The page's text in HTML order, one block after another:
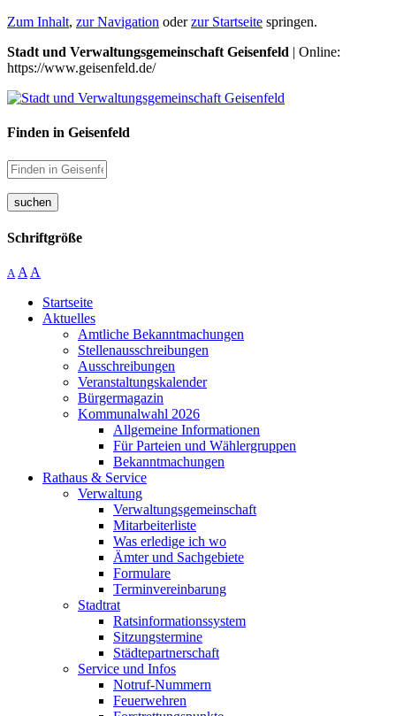
Zum Inhalt, zur Navigation oderzur Startseite springen.
Stadt und Verwaltungsgemeinschaft Geisenfeld | Online:
https://www.geisenfeld.de/
Finden in Geisenfeld
suchen
Schriftgröße
A A A
Startseite
Aktuelles
Amtliche Bekanntmachungen
Stellenausschreibungen
Ausschreibungen
Veranstaltungskalender
Bürgermagazin
Kommunalwahl 2026
Allgemeine Informationen
Für Parteien und Wählergruppen
Bekanntmachungen
Rathaus & Service
Verwaltung
Verwaltungsgemeinschaft
Mitarbeiterliste
Was erledige ich wo
Ämter und Sachgebiete
Formulare
Terminvereinbarung
Stadtrat
Ratsinformationssystem
Sitzungstermine
Städtepartnerschaft
Service und Infos
Notruf-Nummern
Feuerwehren